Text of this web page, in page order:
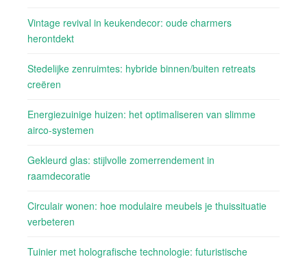
Vintage revival in keukendecor: oude charmers
herontdekt
Stedelijke zenruimtes: hybride binnen/buiten retreats
creëren
Energiezuinige huizen: het optimaliseren van slimme
airco-systemen
Gekleurd glas: stijlvolle zomerrendement in
raamdecoratie
Circulair wonen: hoe modulaire meubels je thuissituatie
verbeteren
Tuinier met holografische technologie: futuristische